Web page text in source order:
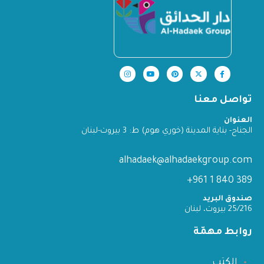
تواصل معنا
العنوان
الجناح- بناية المدينة (خوري هوم) ط: 3 بيروت-لبنان
alhadaek@alhadaekgroup.com
389 840 1 961+
صندوق البريد
25/216 بيروت، لبنان
روابط مهمّة